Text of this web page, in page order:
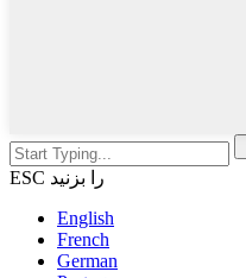
ESC را بزنید
English
French
German